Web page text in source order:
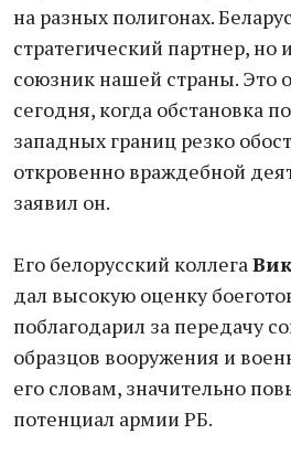
на разных полигонах.
стратегический партнер,
союзник нашей страны. Это
сегодня, когда обстановка
западных границ резко
откровенно враждебной
заявил он.
Его белорусский коллега
дал высокую оценку
поблагодарил за передачу
образцов вооружения и
его словам, значительно
потенциал армии РБ.